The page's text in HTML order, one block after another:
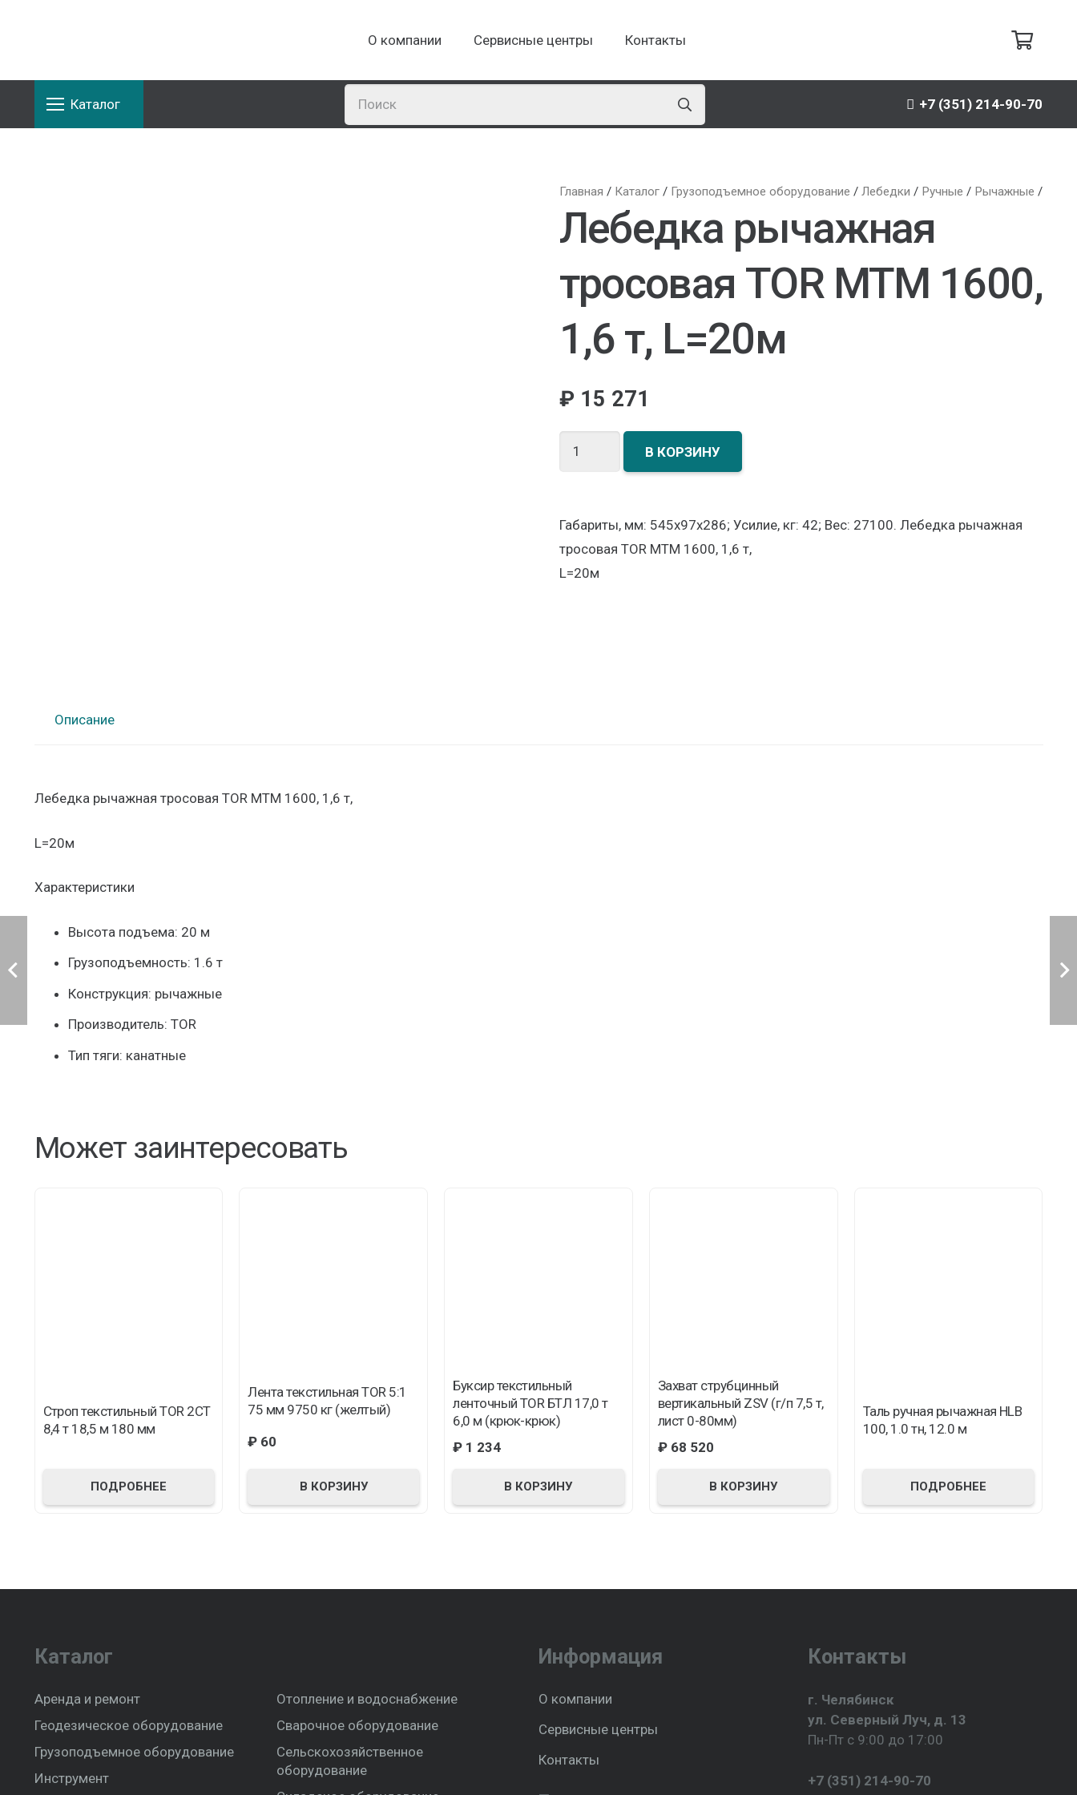
О компании Сервисные центры Контакты
Каталог +7 (351) 214-90-70
Главная / Каталог/ Грузоподъемное оборудование / Лебедки / Ручные / Рычажные /
Лебедка рычажная
тросовая TOR МТМ 1600,
1,6 т, L=20м
₽ 15 271
Количество
товара
В КОРЗИНУ
Габариты, мм: 545х97х286; Усилие, кг: 42; Вес: 27100. Лебедка рычажная
тросовая TOR МТМ 1600, 1,6 т,
L=20м
Описание
Лебедка рычажная тросовая TOR МТМ 1600, 1,6 т,
L=20м
Характеристики
Высота подъема: 20 м
Грузоподъемность: 1.6 т
Конструкция: рычажные
Производитель: TOR
Тип тяги: канатные
Может заинтересовать
Строп текстильный TOR 2СТ
8,4 т 18,5 м 180 мм
ПОДРОБНЕЕ
Лента текстильная TOR 5:1
75 мм 9750 кг (желтый)
₽ 60
В КОРЗИНУ
Буксир текстильный
ленточный TOR БТЛ 17,0 т
6,0 м (крюк-крюк)
₽ 1 234
В КОРЗИНУ
Захват струбцинный
вертикальный ZSV (г/п 7,5 т,
лист 0-80мм)
₽68 520
В КОРЗИНУ
Таль ручная рычажная HLB
100, 1.0 тн, 12.0 м
ПОДРОБНЕЕ
Каталог
Аренда и ремонт
Геодезическое оборудование
Грузоподъемное оборудование
Инструмент
Отопление и водоснабжение
Сварочное оборудование
Сельскохозяйственное
оборудование
Информация
О компании
Сервисные центры
Контакты
Контакты
г. Челябинск
ул. Северный Луч, д. 13
Пн-Пт с 9:00 до 17:00
+7 (351) 214-90-70